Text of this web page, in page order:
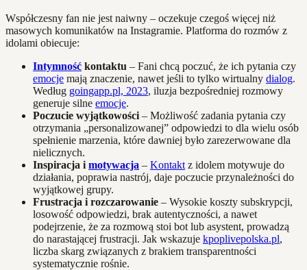
Współczesny fan nie jest naiwny – oczekuje czegoś więcej niż
masowych komunikatów na Instagramie. Platforma do rozmów z
idolami obiecuje:
Intymność kontaktu – Fani chcą poczuć, że ich pytania czy
emocje mają znaczenie, nawet jeśli to tylko wirtualny dialog.
Według goingapp.pl, 2023, iluzja bezpośredniej rozmowy
generuje silne emocje.
Poczucie wyjątkowości – Możliwość zadania pytania czy
otrzymania „personalizowanej” odpowiedzi to dla wielu osób
spełnienie marzenia, które dawniej było zarezerwowane dla
nielicznych.
Inspiracja i motywacja – Kontakt z idolem motywuje do
działania, poprawia nastrój, daje poczucie przynależności do
wyjątkowej grupy.
Frustracja i rozczarowanie – Wysokie koszty subskrypcji,
losowość odpowiedzi, brak autentyczności, a nawet
podejrzenie, że za rozmową stoi bot lub asystent, prowadzą
do narastającej frustracji. Jak wskazuje kpoplivepolska.pl,
liczba skarg związanych z brakiem transparentności
systematycznie rośnie.